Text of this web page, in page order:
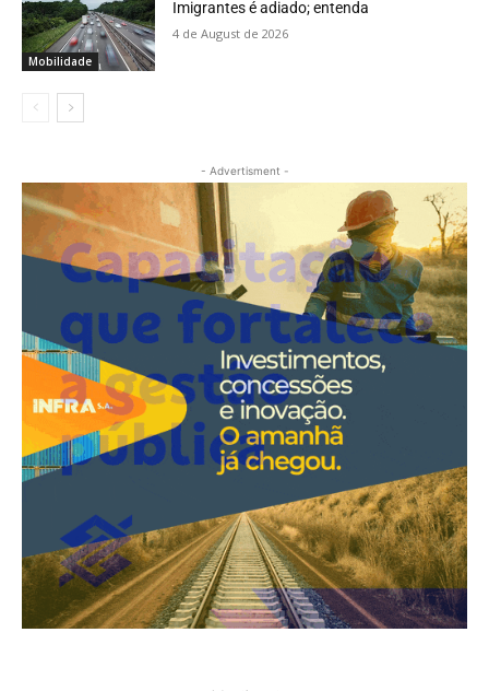
Mobilidade
Imigrantes é adiado; entenda
4 de August de 2026
- Advertisment -